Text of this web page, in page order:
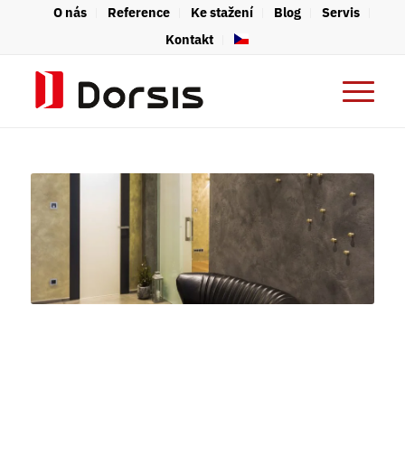
O nás Reference Ke stažení Blog
Servis
Kontakt